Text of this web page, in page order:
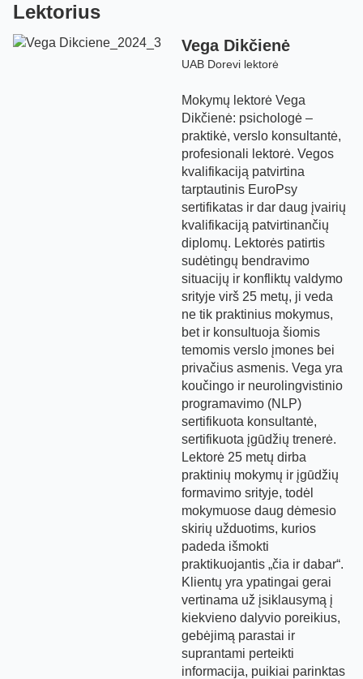
Lektorius
Vega Dikčienė
UAB Dorevi lektorė
Mokymų lektorė Vega
Dikčienė: psichologė –
praktikė, verslo konsultantė,
profesionali lektorė. Vegos
kvalifikaciją patvirtina
tarptautinis EuroPsy
sertifikatas ir dar daug įvairių
kvalifikaciją patvirtinančių
diplomų. Lektorės patirtis
sudėtingų bendravimo
situacijų ir konfliktų valdymo
srityje virš 25 metų, ji veda
ne tik praktinius mokymus,
bet ir konsultuoja šiomis
temomis verslo įmones bei
privačius asmenis. Vega yra
koučingo ir neurolingvistinio
programavimo (NLP)
sertifikuota konsultantė,
sertifikuota įgūdžių trenerė.
Lektorė 25 metų dirba
praktinių mokymų ir įgūdžių
formavimo srityje, todėl
mokymuose daug dėmesio
skirių užduotims, kurios
padeda išmokti
praktikuojantis „čia ir dabar“.
Klientų yra ypatingai gerai
vertinama už įsiklausymą į
kiekvieno dalyvio poreikius,
gebėjimą parastai ir
suprantami perteikti
informacija, puikiai parinktas